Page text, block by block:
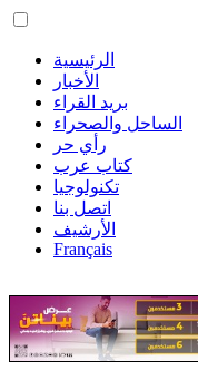
الرئيسية
الأخبار
بريد القراء
الساحل والصحراء
رأي حر
كتاب عرب
تكنولوجيا
اتصل بنا
الأرشيف
Français